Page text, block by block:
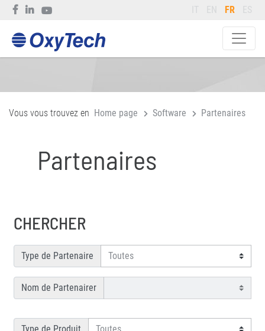
IT EN FR ES
Vous vous trouvez en Home page Software Partenaires
Partenaires
CHERCHER
Type de Partenaire
Nom de Partenairer